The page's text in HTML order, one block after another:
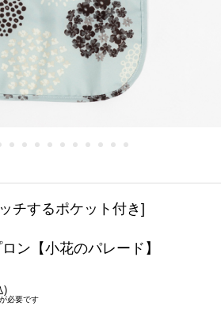
チするポケット付き]
ン【小花のパレード】
)
必要です